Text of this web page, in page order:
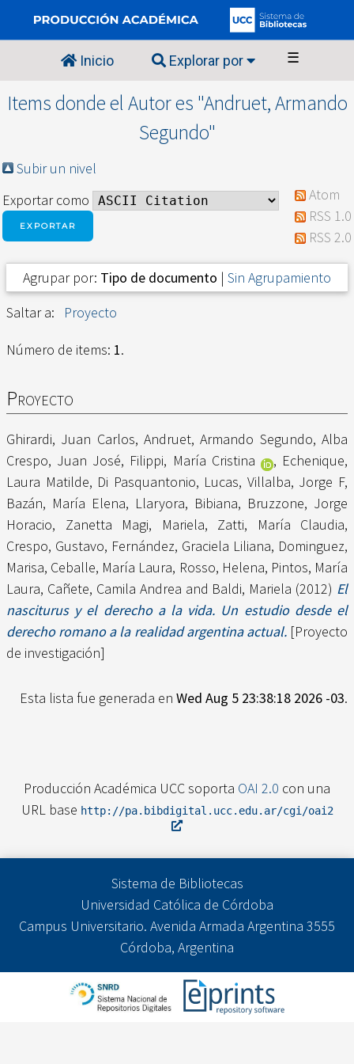
Inicio Explorar por ☰
Items donde el Autor es "Andruet, Armando
Segundo"
Subir un nivel
Exportar como
Atom
RSS 1.0
RSS 2.0
Agrupar por: Tipo de documento | Sin Agrupamiento
Saltar a:
Proyecto
Número de items: 1.
Proyecto
Ghirardi, Juan Carlos,Andruet, Armando Segundo,Alba
Crespo, Juan José, Filippi, María Cristina , Echenique,
Laura Matilde, Di Pasquantonio, Lucas, Villalba, Jorge F,
Bazán, María Elena, Llaryora, Bibiana, Bruzzone, Jorge
Horacio, Zanetta Magi, Mariela, Zatti, María Claudia,
Crespo, Gustavo, Fernández, Graciela Liliana, Dominguez,
Marisa, Ceballe, María Laura, Rosso, Helena, Pintos, María
Laura, Cañete, Camila Andrea and Baldi, Mariela (2012) El
nasciturus y el derecho a la vida. Un estudio desde el
derecho romano a la realidad argentina actual.[Proyecto
de investigación]
Esta lista fue generada en Wed Aug 5 23:38:18 2026 -03.
Producción Académica UCC soporta OAI 2.0 con una
URL base http://pa.bibdigital.ucc.edu.ar/cgi/oai2
Sistema de Bibliotecas
Universidad Católica de Córdoba
Campus Universitario. Avenida Armada Argentina 3555
Córdoba, Argentina